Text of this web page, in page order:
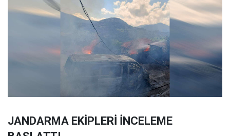
JANDARMA EKİPLERİ İNCELEME